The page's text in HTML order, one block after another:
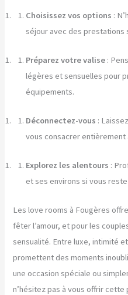
Choisissez vos options :
séjour avec des prestations
Préparez votre valise :
légères et sensuelles pour
équipements.
Déconnectez-vous :
vous consacrer
Explorez les alentours :
et ses environs si vous
Les love rooms à Fougères
fêter l’amour, et pour les
sensualité. Entre luxe, intimité
promettent des moments
une occasion spéciale ou
n’hésitez pas à vous offrir